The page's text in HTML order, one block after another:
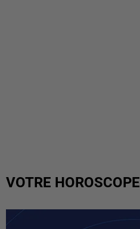
VOTRE HOROSCOPE